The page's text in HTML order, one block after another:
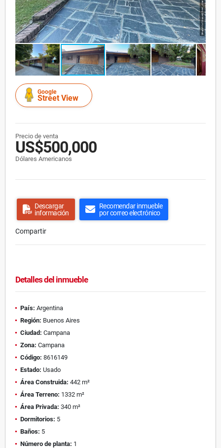
Google
Street View
Precio de venta
US$500,000
Dólares Americanos
Descargar
información
Recomendar inmueble
por correo electrónico
Compartir
Detalles del inmueble
País: Argentina
Región: Buenos Aires
Ciudad: Campana
Zona: Campana
Código: 8616149
Estado: Usado
Área Construida: 442 m²
Área Terreno: 1332 m²
Área Privada: 340 m²
Dormitorios: 5
Baños: 5
Número de planta: 1